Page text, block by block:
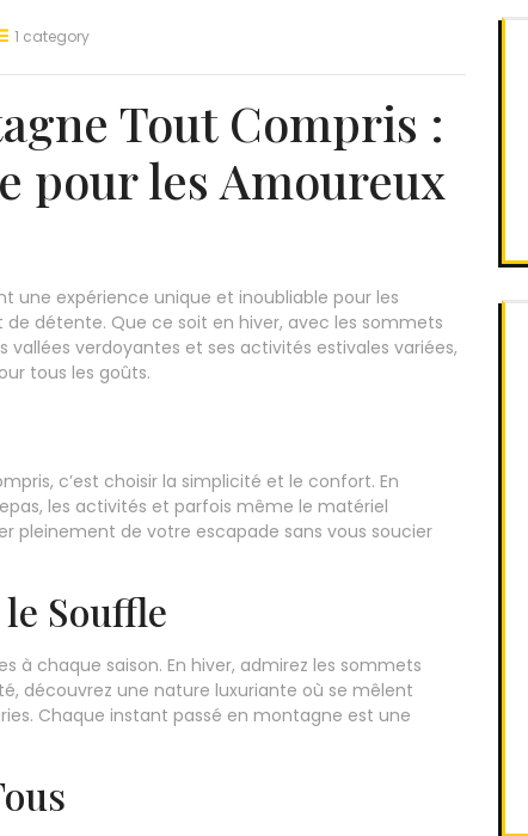
1 category
Tout Compris :
pour les Amoureux
expérience unique et inoubliable pour les
détente. Que ce soit en hiver, avec les sommets
vallées verdoyantes et ses activités estivales variées,
tous les goûts.
c’est choisir la simplicité et le confort. En
les activités et parfois même le matériel
pleinement de votre escapade sans vous soucier
Souffle
à chaque saison. En hiver, admirez les sommets
découvrez une nature luxuriante où se mêlent
Chaque instant passé en montagne est une